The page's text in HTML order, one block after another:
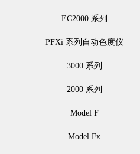
EC2000 系列
PFXi 系列自动色度仪
3000 系列
2000 系列
Model F
Model Fx